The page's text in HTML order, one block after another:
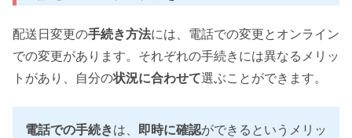
配送日変更の手続き方法には、電話での変更とオンライン
での変更があります。それぞれの手続きには異なるメリッ
トがあり、自分の状況に合わせて選ぶことができます。
電話での手続きは、 即時に確認ができるというメリッ